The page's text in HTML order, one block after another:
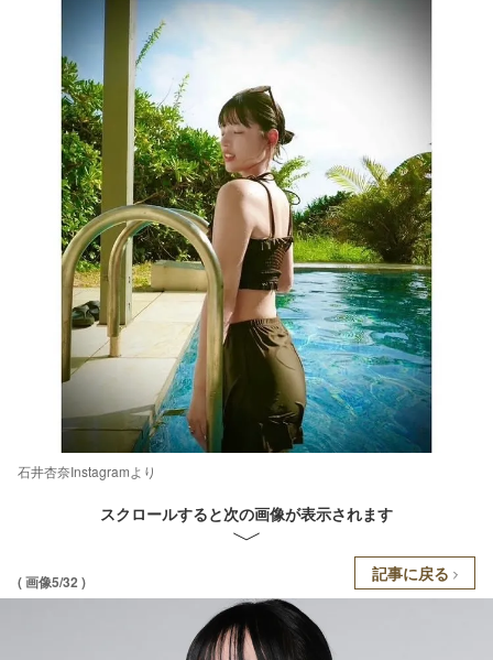
石井杏奈Instagramより
スクロールすると次の画像が表示されます
( 画像5/32 ) 記事に戻る